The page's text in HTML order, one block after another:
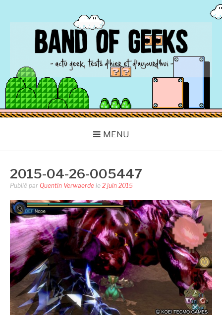
BAND OF GEEKS
Actu Geek d'hier et d'aujourd'hui
MENU
2015-04-26-005447
Publié par Quentin Verwaerde le 2 juin 2015